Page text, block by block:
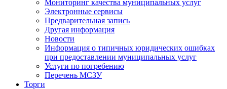
Мониторинг качества муниципальных услуг
Электронные сервисы
Предварительная запись
Другая информация
Новости
Информация о типичных юридических ошибках
при предоставлении муниципальных услуг
Услуги по погребению
Перечень МСЗУ
Торги